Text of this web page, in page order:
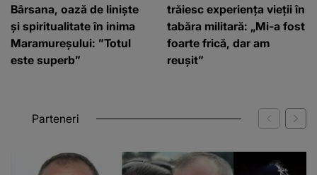
Bârsana, oază de liniște
și spiritualitate în inima
Maramureșului: ”Totul
este superb”
trăiesc experiența vieții în
tabăra militară: „Mi-a fost
foarte frică, dar am
reușit”
Parteneri